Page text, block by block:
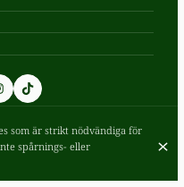
inställningar
som är strikt nödvändiga för
spårnings- eller